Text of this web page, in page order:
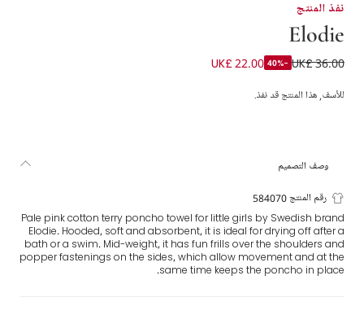
نفذ المنتج
Elodie
منشفة بونشو بهودي قطن لون زهري فاتح للمولودات
UK£ 36.00
-40%
UK£ 22.00
للأسف, هذا المنتج قد نفذ.
وصف التصميم
رقم المنتج 584070
Pale pink cotton terry poncho towel for little girls by Swedish brand
Elodie. Hooded, soft and absorbent, it is ideal for drying off after a
bath or a swim. Mid-weight, it has fun frills over the shoulders and
popper fastenings on the sides, which allow movement and at the
same time keeps the poncho in place.